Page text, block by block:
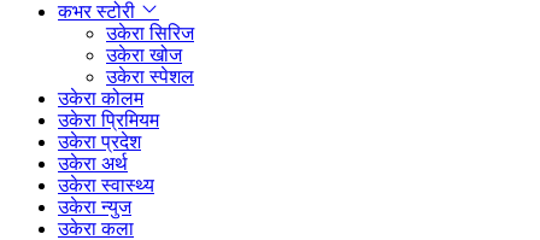
कभर स्टोरी
उकेरा सिरिज
उकेरा खोज
उकेरा स्पेशल
उकेरा कोलम
उकेरा प्रिमियम
उकेरा प्रदेश
उकेरा अर्थ
उकेरा स्वास्थ्य
उकेरा न्युज
उकेरा कला